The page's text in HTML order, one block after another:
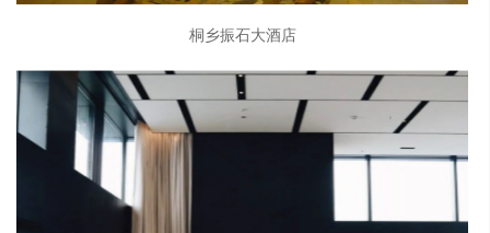
桐乡振石大酒店